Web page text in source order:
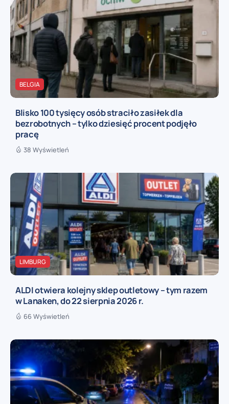
BELGIA
Blisko 100 tysięcy osób straciło zasiłek dla
bezrobotnych – tylko dziesięć procent podjęło
pracę
38 Wyświetleń
LIMBURG
ALDI otwiera kolejny sklep outletowy – tym razem
w Lanaken, do 22 sierpnia 2026 r.
66 Wyświetleń